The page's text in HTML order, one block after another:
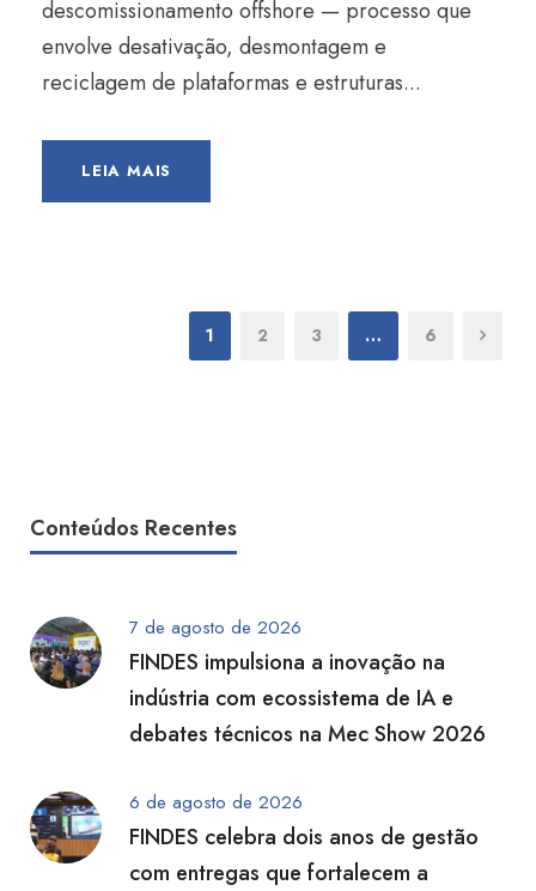
descomissionamento offshore — processo que
envolve desativação, desmontagem e
reciclagem de plataformas e estruturas...
LEIA MAIS
1 2 3 … 6
Conteúdos Recentes
7 de agosto de 2026
FINDES impulsiona a inovação na
indústria com ecossistema de IA e
debates técnicos na Mec Show 2026
6 de agosto de 2026
FINDES celebra dois anos de gestão
com entregas que fortalecem a